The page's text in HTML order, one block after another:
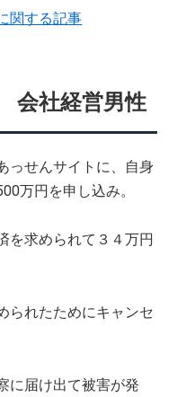
関する記事
社経営男性
っせんサイトに、自身
万円を申し込み。
を求められて３４万円
られたためにキャンセ
に届け出て被害が発